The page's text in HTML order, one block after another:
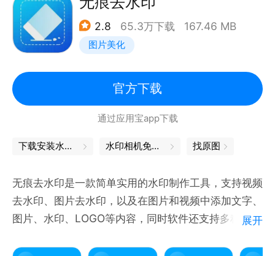
穿梭时光变老预测，点击上传保存三步走，遇见未来的
自己，与朋友分享未来的自己！
美式奔放，法式浪漫，东方古典，童话同款等等，应有
尽有任君选择，满足你从前天天换发型的愿望。
【一键换童颜】
【一键换壁纸】
设计师精心创作，原创壁纸且保持每周更新！我们在此
承包你的每周壁纸
2.8 65.3万下载 167.46 MB
图片美化
官方下载
通过应用宝app下载
下载安装水印相机 水印相机免费下载 找原图
无痕去水印是一款简单实用的水印制作工具，支持视频
去水印、图片去水印，以及在图片和视频中添加文字、
图片、水印、LOGO等内容，同时软件还支持多种视频
展开